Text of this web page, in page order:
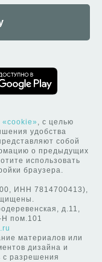
, с целью
удобства
собой
о предыдущих
использовать
браузера.
ИНН 7814700413),
д.11,
Н пом.101
материалов или
дизайна и
с разрешения